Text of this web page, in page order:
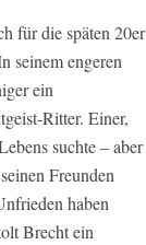
für die späten 20er
seinem engeren
ein
Ritter. Einer,
suchte – aber
Freunden
haben
Brecht ein